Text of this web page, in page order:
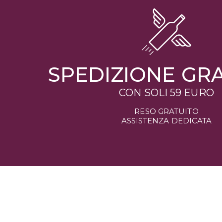
SPEDIZIONE
CON SOLI 59 EURO
RESO GRATUITO
ASSISTENZA DEDICATA